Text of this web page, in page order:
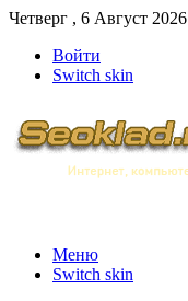
Четверг , 6 Август 2026
Войти
Switch skin
Меню
Switch skin